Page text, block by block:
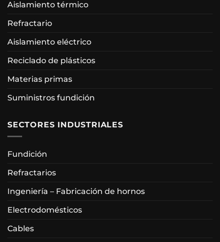
Aislamiento térmico
Refractario
Aislamiento eléctrico
Reciclado de plásticos
Materias primas
Suministros fundición
SECTORES INDUSTRIALES
Fundición
Refractarios
Ingeniería – Fabricación de hornos
Electrodomésticos
Cables